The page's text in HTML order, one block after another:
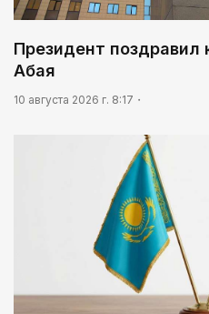
Президент поздравил
Абая
10 августа 2026 г. 8:17